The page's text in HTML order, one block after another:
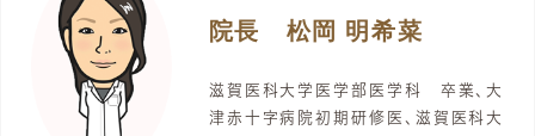
院長 松岡 明希菜
滋賀医科大学医学部医学科 卒業、大
津赤十字病院初期研修医、滋賀医科大